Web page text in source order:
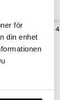
för
din enhet
valkoviinilasi 4
BORMIOLI